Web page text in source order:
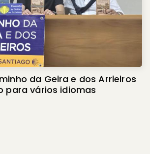
da Geira e dos Arrieiros
para vários idiomas